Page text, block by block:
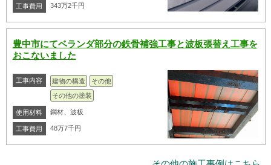
工事費用 343万2千円
豊中市にてベランダ部分の鉄骨補強工事と波板張替え工事を
おこないました
工事内容 建物の構造
その他
その他の塗装
使用材料 鋼材、波板
工事費用 48万7千円